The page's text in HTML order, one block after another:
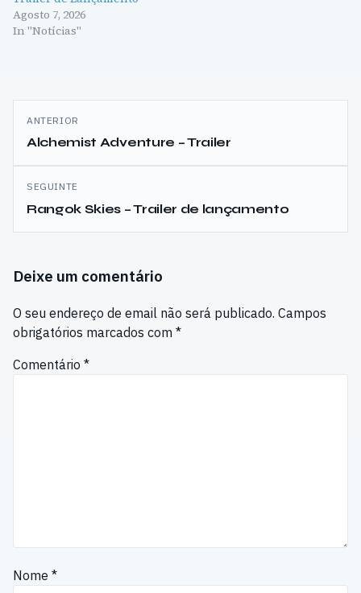
Agosto 7, 2026
In "Notícias"
Navegação
de
artigos
ANTERIOR
Alchemist Adventure – Trailer
SEGUINTE
Rangok Skies – Trailer de lançamento
Deixe um comentário
O seu endereço de email não será publicado. Campos
obrigatórios marcados com *
Comentário *
Nome *